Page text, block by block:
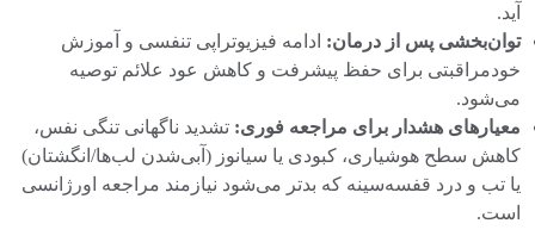
آید.
توان‌بخشی پس از درمان: ادامه فیزیوتراپی تنفسی و آموزش
خودمراقبتی برای حفظ پیشرفت و کاهش عود علائم توصیه
می‌شود.
معیارهای هشدار برای مراجعه فوری: تشدید ناگهانی تنگی نفس،
کاهش سطح هوشیاری، کبودی یا سیانوز (آبی‌شدن لب‌ها/انگشتان)
یا تب و درد قفسه‌سینه که بدتر می‌شود نیازمند مراجعه اورژانسی
است.